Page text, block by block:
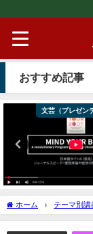
おすすめ記事
文芸（プレゼン
ホーム テーマ別講